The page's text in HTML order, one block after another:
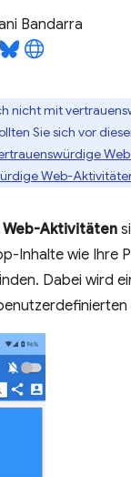
Bandarra
nicht mit
Sie sich vor
Web-
Aktivitäten
Inhalte wie Ihre
Dabei wird